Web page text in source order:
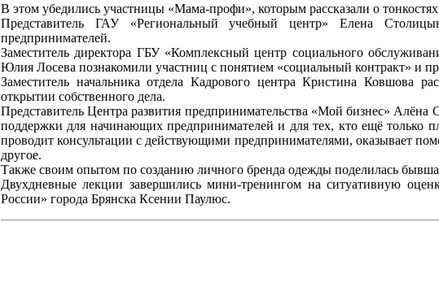
В этом убедились участницы «Мама-профи», которым рассказали о
Представитель ГАУ «Региональный учебный центр» Елена
предпринимателей.
Заместитель директора ГБУ «Комплексный центр социального
Юлия Лосева познакомили участниц с понятием «социальный контракт» и
Заместитель начальника отдела Кадрового центра Кристина Ковшова
открытии собственного дела.
Представитель Центра развития предпринимательства «Мой бизнес»
поддержки для начинающих предпринимателей и для тех, кто ещё только
проводит консультации с действующими предпринимателями, оказывает
другое.
Также своим опытом по созданию личного бренда одежды поделилась
Двухдневные лекции завершились мини-тренингом на ситуативную
России» города Брянска Ксении Паулюс.